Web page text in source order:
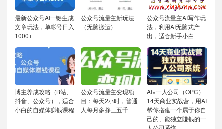
最新公众号AI一键生成
文章玩法，单帐号日入
1000+
公众号流量主新玩法
（无脑搬运）
公众号流量主AI写作玩
法，利用AI无脑式产
出，适合新手小白
博主养成攻略（B站、
抖音、公众号），适合
小白的自媒体赚钱课程
公众号流量主变现项
目：每天2小时，普通
人每月多挣三五千
AI×一人公司（OPC）
14天商业实战营，用AI
帮你搭建一个属于你自
己的、能独立賺钱的一
人公司系统